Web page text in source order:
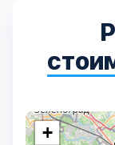
+
Егорьевский